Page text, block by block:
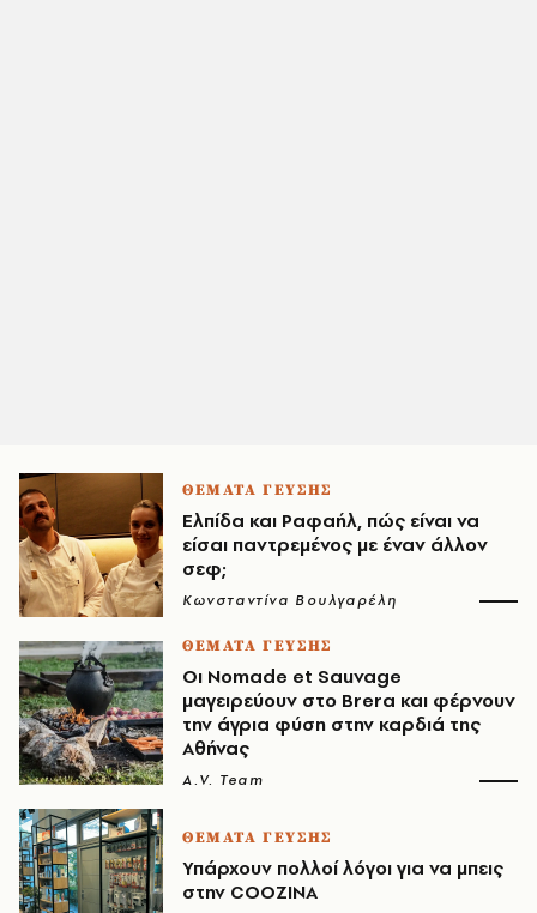
ΘΕΜΑΤΑ ΓΕΥΣΗΣ
Ελπίδα και Ραφαήλ, πώς είναι να
είσαι παντρεμένος με έναν άλλον
σεφ;
Κωνσταντίνα Βουλγαρέλη
ΘΕΜΑΤΑ ΓΕΥΣΗΣ
Οι Nomade et Sauvage
μαγειρεύουν στο Brera και φέρνουν
την άγρια φύση στην καρδιά της
Αθήνας
A.V. Team
ΘΕΜΑΤΑ ΓΕΥΣΗΣ
Υπάρχουν πολλοί λόγοι για να μπεις
στην COOZINA